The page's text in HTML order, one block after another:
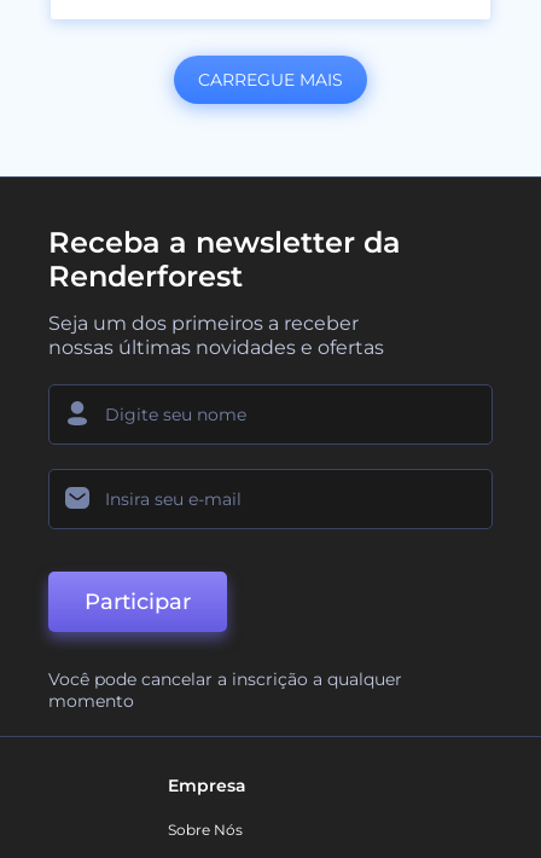
CARREGUE MAIS
Receba a newsletter da
Renderforest
Seja um dos primeiros a receber
nossas últimas novidades e ofertas
Participar
Você pode cancelar a inscrição a qualquer
momento
Empresa
Sobre Nós